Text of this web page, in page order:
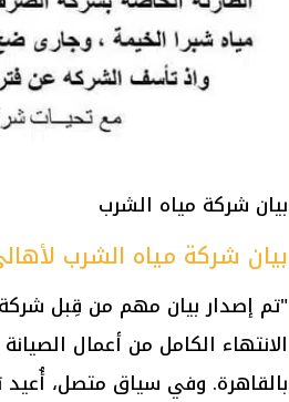
بيان شركة مياه الشرب
بيان شركة مياه الشرب
"تم إصدار بيان مهم من قِبل
الانتهاء الكامل من أعمال
بالقاهرة. وفي سياق متصل، أُعيد